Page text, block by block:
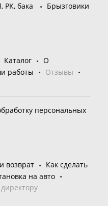
РК, бака
Брызговики
Каталог
О
работы
Отзывы
персональных
возврат
Как сделать
на авто